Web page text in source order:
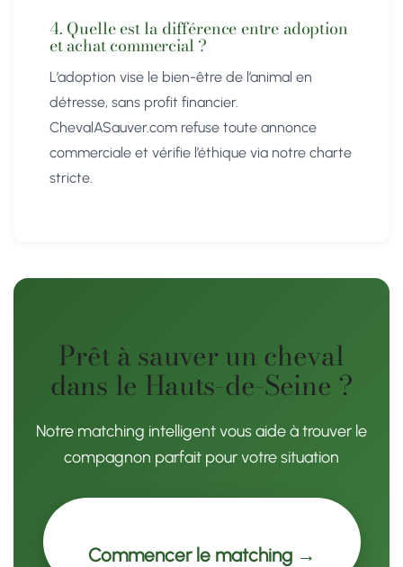
4. Quelle est la différence entre adoption
et achat commercial ?
L’adoption vise le bien-être de l’animal en
détresse, sans profit financier.
ChevalASauver.com refuse toute annonce
commerciale et vérifie l’éthique via notre charte
stricte.
Prêt à sauver un cheval
dans le Hauts-de-Seine ?
Notre matching intelligent vous aide à trouver le
compagnon parfait pour votre situation
Commencer le matching →